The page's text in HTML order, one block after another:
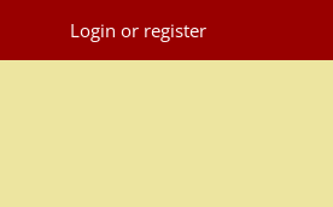
Login or register